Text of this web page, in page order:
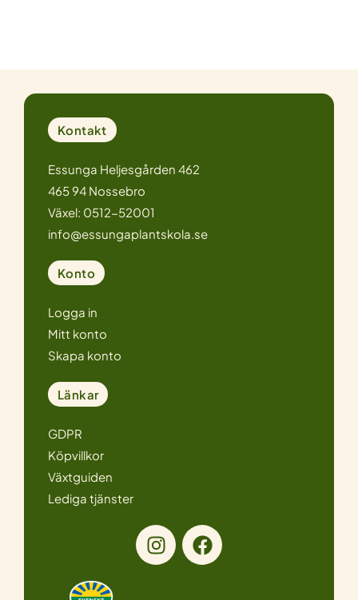
Kontakt
Essunga Heljesgården 462
465 94 Nossebro
Växel: 0512-52001
info@essungaplantskola.se
Konto
Logga in
Mitt konto
Skapa konto
Länkar
GDPR
Köpvillkor
Växtguiden
Lediga tjänster
I
n
F
a